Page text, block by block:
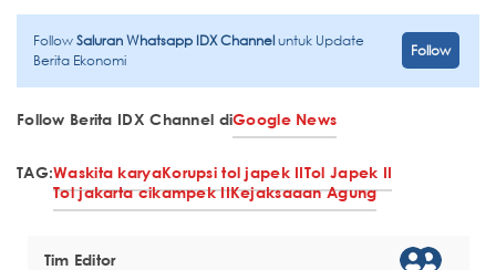
FollowSaluran Whatsapp IDX Channeluntuk Update
Berita Ekonomi
Follow
Follow Berita IDX Channel diGoogle News
TAG:Waskita karyaKorupsi tol japek IITol Japek II
Tol jakarta cikampek IIKejaksaaan Agung
Tim Editor